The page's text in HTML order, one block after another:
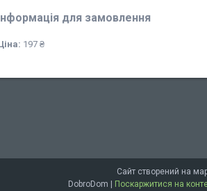
для замовлення
197 ₴
Сайт створений на
DobroDom | Поскаржитися на